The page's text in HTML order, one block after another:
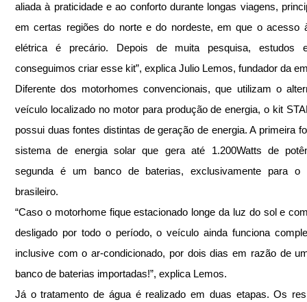
aliada à praticidade e ao conforto durante longas viagens,
em certas regiões do norte e do nordeste, em que o acesso
elétrica é precário. Depois de muita pesquisa, estudos
conseguimos criar esse kit”, explica Julio Lemos, fundador da
Diferente dos motorhomes convencionais, que utilizam o
veículo localizado no motor para produção de energia, o kit
possui duas fontes distintas de geração de energia. A primeira
sistema de energia solar que gera até 1.200Watts de
segunda é um banco de baterias, exclusivamente para o
brasileiro.
“Caso o motorhome fique estacionado longe da luz do sol e
desligado por todo o período, o veículo ainda funciona
inclusive com o ar-condicionado, por dois dias em razão de
banco de baterias importadas!”, explica Lemos.
Já o tratamento de água é realizado em duas etapas. Os